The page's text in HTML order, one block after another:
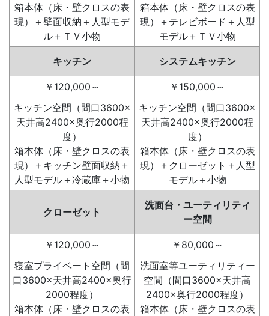
箱本体（床・壁クロスの表
現）＋壁面収納＋人型モデ
ル＋ＴＶ小物
箱本体（床・壁クロスの表
現）＋テレビボード＋人型
モデル＋ＴＶ小物
キッチン システムキッチン
￥120,000～
￥150,000～
キッチン空間（間口3600×
天井高2400×奥行2000程
度）
箱本体（床・壁クロスの表
現）＋キッチン壁面収納＋
人型モデル＋冷蔵庫＋小物
キッチン空間（間口3600×
天井高2400×奥行2000程
度）
箱本体（床・壁クロスの表
現）＋クローゼット＋人型
モデル＋小物
クローゼット
洗面台・ユーティリティ
ー空間
￥120,000～
￥80,000～
寝室プライベート空間（間
口3600×天井高2400×奥行
2000程度）
箱本体（床・壁クロスの表
洗面室等ユーティリティー
空間（間口3600×天井高
2400×奥行2000程度）
箱本体（床・壁クロスの表